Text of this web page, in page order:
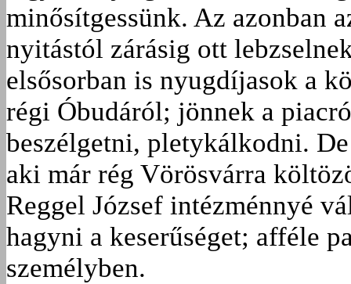
minősítgessünk. Az azonban
nyitástól zárásig ott
elsősorban is nyugdíjasok a
régi Óbudáról; jönnek a
beszélgetni, pletykálkodni.
aki már rég Vörösvárra
Reggel József intézménnyé
hagyni a keserűséget; afféle
személyben.